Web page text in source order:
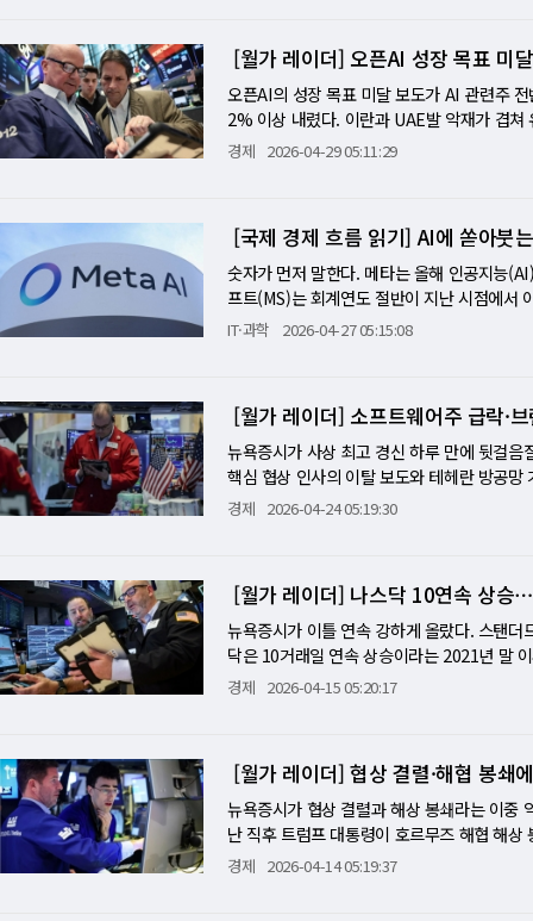
오라클(10일)은 5년 3000억 달러 규모의 오
이 실제 숫자로 확인되는지가 핵심이다. 어
플레이크가 2분기 가이던스 서프라이즈로
반도체 조정 속에서도 소프트웨어는 AI 랠리
수출입도 주목할 가치가 있다. ING 예상 수
는 이미 인상 시점 전망을 7월로 앞당겼다.
은 "지출하기 전에 돈 한 푼 한 푼에서 더 많
다양한 방식으로 적응하고 있는 가운데, 페
트하고, 아직 인기를 끌고 있는 팝피 음료를
의 분석도 불편한 진실을 드러냈다. 2027년
이날 AI 관련주의 동반 하락은 펀더멘털 악
각 -3%, IBM -7%. 어느 하나 AI 수요가 꺾
전반이 할인율 압박에 노출된 결과다. 이것
가격에 담으려면 낮은 할인율이 필요한데,
후 발표되는 브로드컴과 크라우드스트라이
터지든 충격이 클 수 있다. 크라우드스트라
어적 AI 수혜주로서의 지위를 확인해주는지
반등의 빌미가 될 수 있고, 시장 기대에 못 미
는 역사적 기록을 향해 달려가던 S&P500이
랠리가 과거와 다른 이유는 빅테크 기업들의
파벳·메타·오라클·코어위브 등 6대 하이퍼
는 자금이 단 6개 기업의 AI 인프라 투자에
모다. 원화로 약 7500조원에 달한다. 이는
시대의 '석유'가 된 반도체 현재 반도체는 AI
들의 올해 1분기 순이익 증가율은 84%에
나오고 있다. 이는 시장 구조 자체가 매우 취
운데 하나라도 실적 기대치를 충족하지 못
고 그래서 경고도 점점 커지고 있다. 마이클
단적 사이클을 반복해왔다. 호황기에는 공
국 공급 과잉이 발생한다. 이후 가격 붕괴와
델피아반도체지수(SOX)는 약 50% 폭락했
래"라고 믿었지만, 금리 상승과 투자 위축이
역시 하이퍼스케일러들의 자본지출 지속 여
미래를 너무 앞서 반영한 것인가 하는 점이다.
로 해석된다. 특히 눈길을 끄는 부분은 '매
프트, 아마존, 메타, 테슬라 등 미국 AI 핵심
스라엘의 대이란 공습 이후 중동 지정학 리
들 사이에서는 "AI 버블이 끝나는 것 아니
한 것으로 보인다. 결과적으로 이 전략은 단
소프트 역시 강한 반등 흐름을 나타냈다. 시
장성을 보고 투자 비중을 늘린 것으로 해석
오라클, 텍사스인스트루먼트, 램리서치 등
급망 전반에 투자 범위를 넓힌 셈이다. 우주
미래 성장 산업과 플랫폼 금융 시장 확대 가
넘게 확대했다는 점은 시장의 주목을 받았
오히려 증가했다. 시장에서는 국민연금이 일
의 핵심은 여전히 AI다. 최대 보유 종목은 엔
이번 투자 흐름이 국민연금의 운용 전략 변
평가를 받고 있다.
브렌트유는 2% 하락한 108달러 위에서 마
에 만족하지 못한다"고 밝히면서 유가는 장
장의 충격은 더 심각했다. 미국 전국 휘발유
가격도 10센트 올라 3.60달러에 달했다.
미국 전국 평균 휘발유 가격은 20% 급등했
접어들어 주가가 62% 폭락했다. [미니해설
설적인 장면이 펼쳐졌다. 이란의 협상 제안
상승폭을 기록했다. 이 괴리가 말해주는 것
영한다. 정제 시설 복구, 물류 정상화, 재고
격은 여전히 4달러 이상에 머물 수 있다. 머
시간 업데이트에 계속 반응할 것이다. 애플
목할 점은 아이폰 매출이 3분기 중 두 번째
시장이 이미 아이폰 부진을 알면서도 매수했
이것은 애플이 더 이상 '아이폰 교체 사이클
쿡의 후임으로 내정된 존 터너스 체제에서
와 맞물려 미·영 무역 협력이 진전되는 동안
다.
[월가 레이더] 오픈AI 성장 목표 미
오픈AI의 성장 목표 미달 보도가 AI 관련주
2% 이상 내렸다. 이란과 UAE발 악재가 겹쳐
마존·메타의 실적이 이 불안을 가를 분기점
축소나 샘 올트먼 CEO와의 마찰을 부인했
3%, 오라클 3% 각각 내렸다. 오픈AI와 5년
채택이 가속하고 있어 흥분된다"고 방어했
신중한 차익 실현"이라고 진단했다. UAE가
산유국인 UAE의 이탈은 이미 내분으로 흔
경유 가격 급등으로 돼지 운송 비용이 치솟
2% 폭락했다. 반면 센텐은 어닝 서프라이즈
다. 4월 한 달 11% 올랐던 소형주의 차익 실
가능한가 WSJ 칼럼니스트 댄 갤러거는 "오
정했다. 오픈AI는 매년 수천억 달러의 AI 인
그러나 이 보도의 맥락을 짚을 필요가 있다
은 이미 상당히 낙관적인 어닝을 선반영하고
를 내면, 오늘 하락은 예고편에 불과하다. 반
회사에서 나온다면 반도체·AI 업종은 빠르
제 UAE의 OPEC 탈퇴는 이번 전쟁이 중동
성 확대 요인이다. 스미스필드 푸드가 경유
구독자 성장 둔화라는 소비자 지갑 압박의
로 상승하며 소프트웨어·중소기업 대출 위
경제 2026-04-29 05:11:29
[국제 경제 흐름 읽기] AI에 쏟아붓
숫자가 먼저 말한다. 메타는 올해 인공지능
프트(MS)는 회계연도 절반이 지난 시점에서
MS·아마존 빅4가 올해 AI에 집행할 자본 지
만 4000명을 넘었다. 지금 속도라면 연말까
다. 2020년 이후 누적 감원 규모는 약 90만
지금 테크 산업이 직면한 역설의 본질이다.
택한 방식 때문이다. 기술 업계에서는 통보
5월 20일로 예고하면서 직원들에게 거의 한
태로 만든다"고 잘라 말했다. "최고 성과자
다. 누구나 '이게 나일 수 있다'고 생각할 것"
히 일해 살아남으려 하거나(Hustle), 아니
글 HR 수장의 조언 전 구글 인사 총괄이자
원에서는 대상이 이미 정해진 경우가 대부분
바쁠 것이다." 그렇다고 마냥 손을 놓아서는
히 해내는 모습이 상사의 추천서로 이어질
전 야후·사우스웨스트항공 인사 임원 리비
다"고 경고했다. 전 메타 HR 매니저이자 현
람들은 가장 황당한 프로젝트와 아이디어를
IT·과학 2026-04-27 05:15:08
[월가 레이더] 소프트웨어주 급락·
뉴욕증시가 사상 최고 경신 하루 만에 뒷걸
핵심 협상 인사의 이탈 보도와 테헤란 방공
앤드푸어스(S&P)500은 0.41% 내린
히며 18% 폭락했다. 이 두 종목의 충격이
6% 하락했고 소프트웨어 ETF(IGV)는 6%
장 갈리바프가 미국과의 협상팀에서 이탈했
했다. 브렌트유는 3.5% 오른 배럴당 105달
쳤다. 이로써 브렌트는 4일 연속 상승하며
해 직원의 10%인 약 8000명을 5월 20일부
조사에서 응답자들은 호르무즈 해협이 수개
"전쟁이 우리 매출을 눌렀다" 서비스나우의
이 "중동 전쟁이 구독 매출 성장을 직접 제약
째, 기업들이 IT 지출을 에너지 비용 상승과
경제 2026-04-24 05:19:30
[월가 레이더] 나스닥 10연속 상
뉴욕증시가 이틀 연속 강하게 올랐다. 스탠
닥은 10거래일 연속 상승이라는 2021년 말
면서 물가 우려가 한층 완화된 것이 상승의
렸다. WTI는 7.90% 급락한 배럴당 91.28
4.79달러에 마쳤다. 3월 PPI도 시장 예상을
다는 안도감을 줬다. 기술주가 이틀 연속 상
와 팔란티어도 상승세를 이어갔다. 씨티그룹
대 최고가를 경신하는 등 금융주도 강세였
경제 2026-04-15 05:20:17
[월가 레이더] 협상 결렬·해협 봉쇄
뉴욕증시가 협상 결렬과 해상 봉쇄라는 이중
난 직후 트럼프 대통령이 호르무즈 해협 해
다"는 트럼프 발언에 낙폭을 전부 만회했다.
경제 2026-04-14 05:19:37